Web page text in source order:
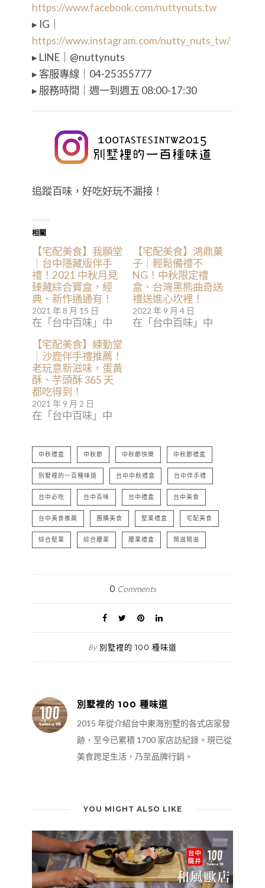
https://www.facebook.com/nuttynuts.tw
▸ IG｜
https://www.instagram.com/nutty_nuts_tw/
▸ LINE｜@nuttynuts
▸ 客服專線｜04-25355777
▸ 服務時間｜週一到週五 08:00-17:30
追蹤百味，好吃好玩不漏接！
相關
【宅配美食】我願堂
｜台中隱藏版伴手
禮！2021 中秋月見
臻藏綜合寶盒，經
典、新作通通有！
2021 年 8 月 15 日
在「台中百味」中
【宅配美食】鴻鼎菓
子｜輕鬆備禮不
NG！中秋限定禮
盒、台灣黑熊曲奇送
禮送進心坎裡！
2022 年 9 月 4 日
在「台中百味」中
【宅配美食】練勤堂
｜沙鹿伴手禮推薦！
老玩意新滋味，蛋黃
酥、芋頭酥 365 天
都吃得到！
2021 年 9 月 2 日
在「台中百味」中
中秋禮盒 中秋節 中秋節快樂 中秋節禮盒
別墅裡的一百種味道 台中中秋禮盒 台中伴手禮
台中必吃 台中百味 台中禮盒 台中美食
台中美食推薦 團購美食 堅果禮盒 宅配美食
綜合堅果 綜合腰果 腰果禮盒 鬧滋鬧滋
0 Comments
By 別墅裡的 100 種味道
別墅裡的 100 種味道
2015 年從介紹台中東海別墅的各式店家發
跡，至今已累積 1700 家店訪紀錄。現已從
美食跨足生活，乃至品牌行銷。
YOU MIGHT ALSO LIKE